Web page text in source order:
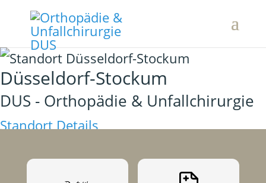
Düsseldorf-Stockum
DUS - Orthopädie & Unfallchirurgie
Standort Details